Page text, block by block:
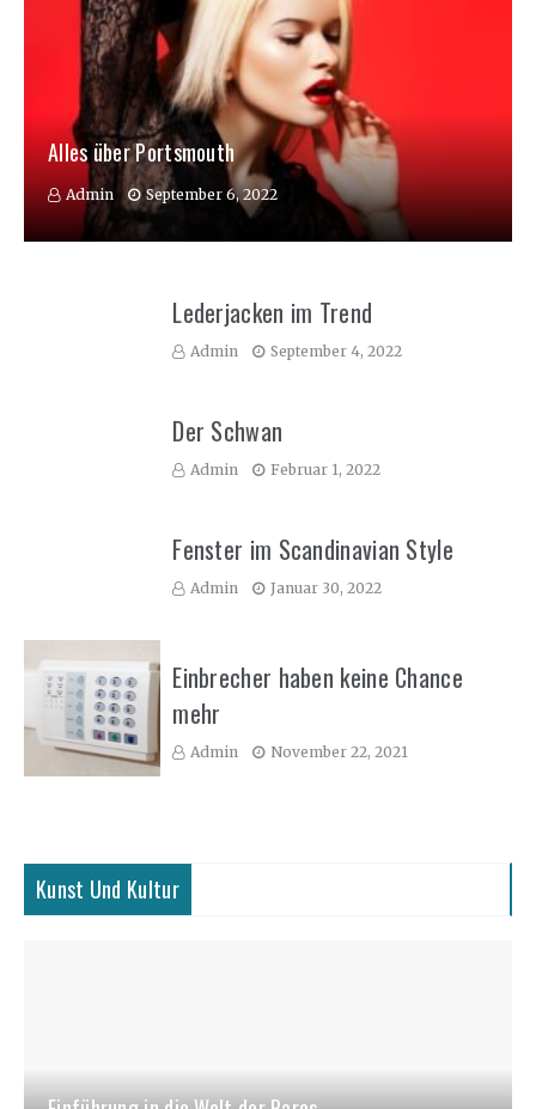
Alles über Portsmouth
Admin September 6, 2022
Lederjacken im Trend
Admin September 4, 2022
Der Schwan
Admin Februar 1, 2022
Fenster im Scandinavian Style
Admin Januar 30, 2022
Einbrecher haben keine Chance
mehr
Admin November 22, 2021
Kunst Und Kultur